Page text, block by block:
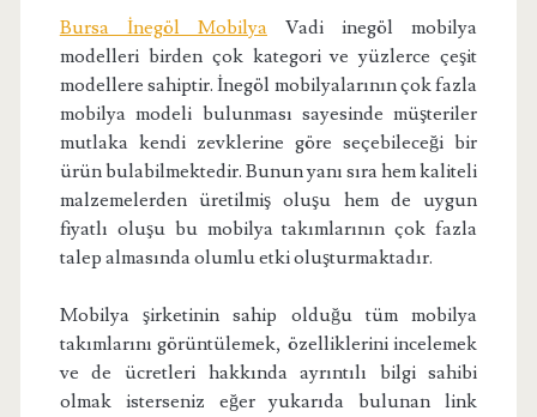
Bursa İnegöl MobilyaVadi inegöl mobilya
modelleri birden çok kategori ve yüzlerce çeşit
modellere sahiptir. İnegöl mobilyalarının çok fazla
mobilya modeli bulunması sayesinde müşteriler
mutlaka kendi zevklerine göre seçebileceği bir
ürün bulabilmektedir. Bunun yanı sıra hem kaliteli
malzemelerden üretilmiş oluşu hem de uygun
fiyatlı oluşu bu mobilya takımlarının çok fazla
talep almasında olumlu etki oluşturmaktadır.
Mobilya şirketinin sahip olduğu tüm mobilya
takımlarını görüntülemek, özelliklerini incelemek
ve de ücretleri hakkında ayrıntılı bilgi sahibi
olmak isterseniz eğer yukarıda bulunan link